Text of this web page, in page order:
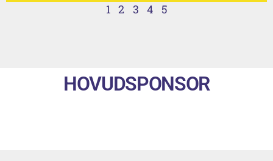
1 2 3 4 5
HOVUDSPONSOR